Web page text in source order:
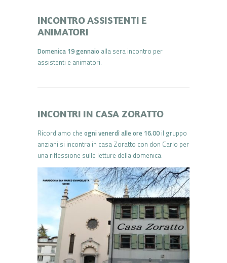
INCONTRO ASSISTENTI E
ANIMATORI
Domenica 19 gennaio alla sera incontro per
assistenti e animatori.
INCONTRI IN CASA ZORATTO
Ricordiamo che ogni venerdì alle ore 16.00 il gruppo
anziani si incontra in casa Zoratto con don Carlo per
una riflessione sulle letture della domenica.